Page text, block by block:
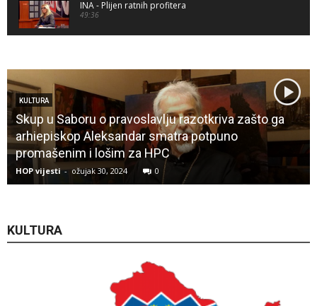
INA - Plijen ratnih profitera
49:36
AFERE
Nekadašnji direktor INA-e razotkriva Milanovićeve
‘rijeke pravde’
HOP vijesti - ožujak 20, 2024 0
KULTURA